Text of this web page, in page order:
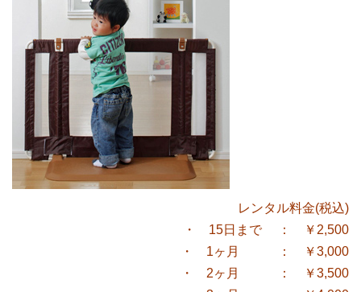
レンタル料金(税込)
・ 15日まで ： ￥2,500
・ 1ヶ月 ： ￥3,000
・ 2ヶ月 ： ￥3,500